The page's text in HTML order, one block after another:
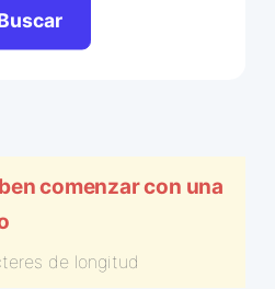
comenzar con una
de longitud